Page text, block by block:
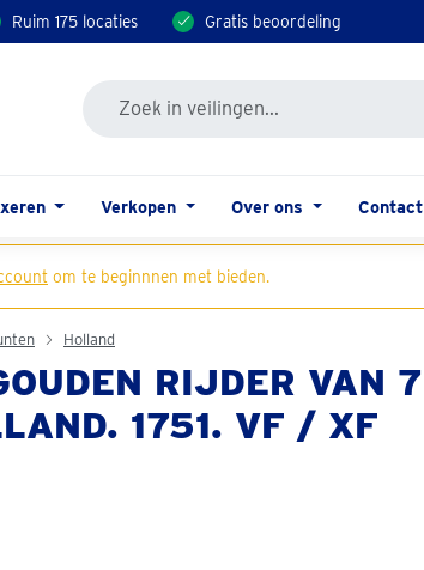
Ruim 175 locaties Gratis beoordeling
Verkopen Over ons Contact
om te beginnnen met bieden.
Holland
RIJDER VAN 7
1751. VF / XF